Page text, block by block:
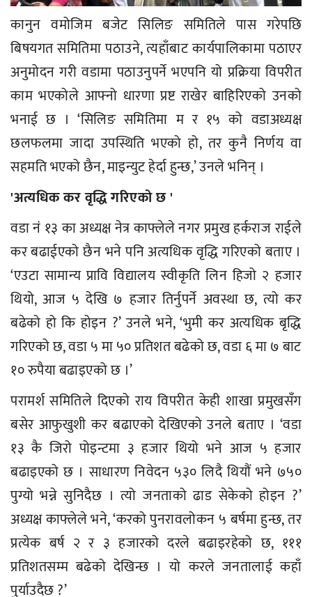
कानुन वमोजिम बजेट सिलिङ समितिले पास गरेपछि
बिषयगत समितिमा पठाउने, त्यहाँबाट कार्यपालिकामा पठाएर
अनुमोदन गरी वडामा पठाउनुपर्ने भएपनि यो प्रक्रिया विपरीत
काम भएकोले आफ्नो धारणा प्रष्ट राखेर बाहिरिएको उनको
भनाई छ । ‘सिलिङ समितिमा म र १५ को वडाअध्यक्ष
छलफलमा जादा उपस्थिति भएको हो, तर कुनै निर्णय वा
सहमति भएको छैन, माइन्युट हेर्दा हुन्छ,’ उनले भनिन् ।
'अत्यधिक कर वृद्धि गरिएको छ '
वडा नं १३ का अध्यक्ष नेत्र काफ्लेले नगर प्रमुख हर्कराज राईले
कर बढाईएको छैन भने पनि अत्यधिक वृद्धि गरिएको बताए ।
‘एउटा सामान्य प्रावि विद्यालय स्वीकृति लिन हिजो २ हजार
थियो, आज ५ देखि ७ हजार तिर्नुपर्ने अवस्था छ, त्यो कर
बढेको हो कि होइन ?’ उनले भने, ‘भुमी कर अत्यधिक बृद्धि
गरिएको छ, वडा ५ मा ५० प्रतिशत बढेको छ, वडा ६ मा ७ बाट
१० रुपैया बढाइएको छ ।’
परामर्श समितिले दिएको राय विपरीत केही शाखा प्रमुखसँग
बसेर आफुखुशी कर बढाएको देखिएको उनले बताए । ‘वडा
१३ कै जिरो पोइन्टमा ३ हजार थियो भने आज ५ हजार
बढाइएको छ । साधारण निवेदन ५३० लिदै थियौं भने ७५०
पुग्यो भन्ने सुनिदैछ । त्यो जनताको ढाड सेकेको होइन ?’
अध्यक्ष काफ्लेले भने, ‘करको पुनरावलोकन ५ बर्षमा हुन्छ, तर
प्रत्येक बर्ष २ र ३ हजारको दरले बढाइरहेको छ, १११
प्रतिशतसम्म बढेको देखिन्छ । यो करले जनतालाई कहाँ
पुर्याउदैछ ?’